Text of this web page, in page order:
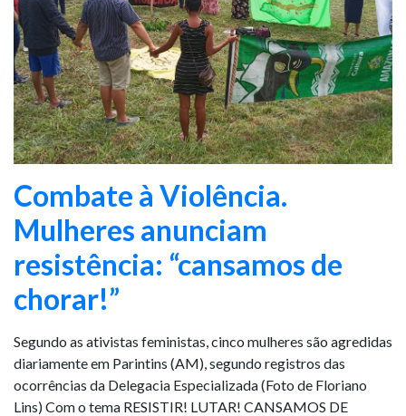
Combate à Violência.
Mulheres anunciam
resistência: “cansamos de
chorar!”
Segundo as ativistas feministas, cinco mulheres são agredidas
diariamente em Parintins (AM), segundo registros das
ocorrências da Delegacia Especializada (Foto de Floriano
Lins) Com o tema RESISTIR! LUTAR! CANSAMOS DE